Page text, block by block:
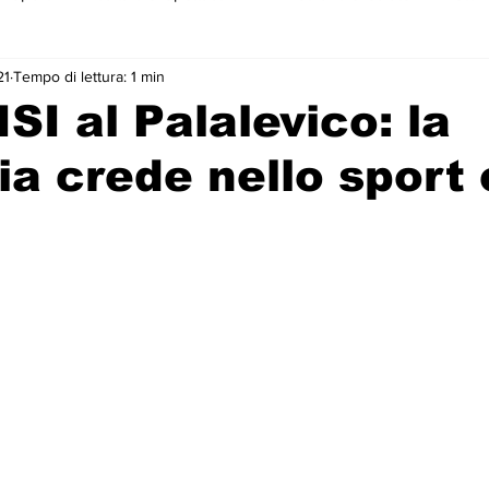
piano
al Palalevico: la
crede nello sport
Tempo di lettura: 1 min